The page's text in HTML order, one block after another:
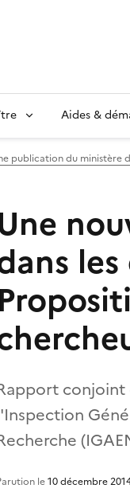
Aides &
publication du ministère
conjoint
le10 décembre